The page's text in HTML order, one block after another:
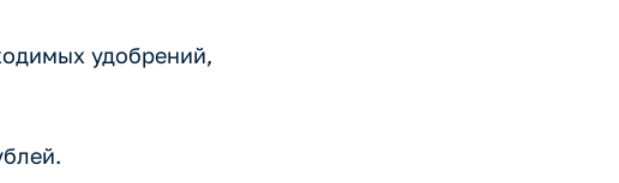
удобрений,